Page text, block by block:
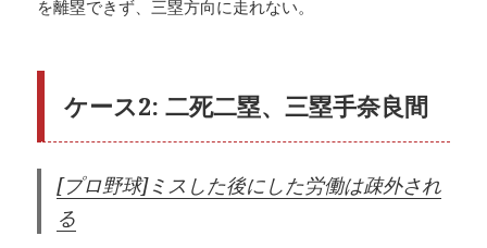
を離塁できず、三塁方向に走れない。
ケース2: 二死二塁、三塁手奈良間
[プロ野球]ミスした後にした労働は疎外され
る